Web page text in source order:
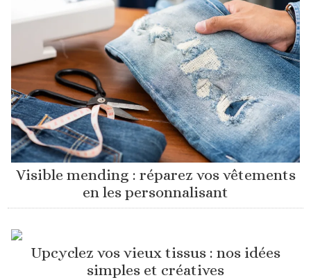
Visible mending : réparez vos vêtements
en les personnalisant
Upcyclez vos vieux tissus : nos idées
simples et créatives